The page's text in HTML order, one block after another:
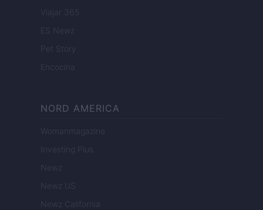
Viajar 365
ES Newz
Pet Story
Encocina
NORD AMERICA
Womanmagazine
Investing Plus
Newz
Newz US
Newz California